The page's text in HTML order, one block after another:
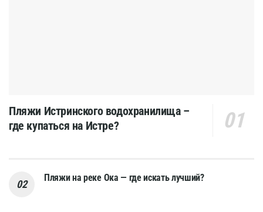
Пляжи Истринского водохранилища –
где купаться на Истре?
Пляжи на реке Ока — где искать лучший?